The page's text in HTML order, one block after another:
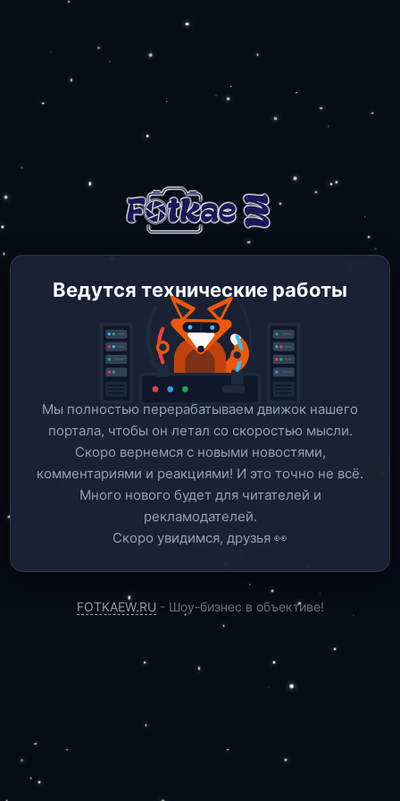
Ведутся технические работы
Мы полностью перерабатываем движок нашего
портала, чтобы он летал со скоростью мысли.
Скоро вернемся c новыми новостями,
комментариями и реакциями! И это точно не всё.
Много нового будет для читателей и
рекламодателей.
Скоро увидимся, друзья 👀
FOTKAEW.RU - Шоу-бизнес в объективе!